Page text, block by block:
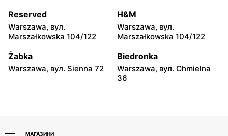
64
17
Rossmann Rossmann
Rossmann Rossmann
Warszawa, вул. Grójecka
Reserved
Warszawa, вул.
Marszałkowska 104/122
H&M
Warszawa, вул.
Marszałkowska 104/122
Żabka
Warszawa, вул. Sienna 72
Biedronka
Warszawa, вул. Chmielna
36
МАГАЗИНИ